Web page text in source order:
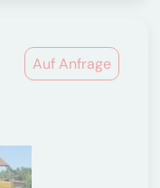
Auf Anfrage